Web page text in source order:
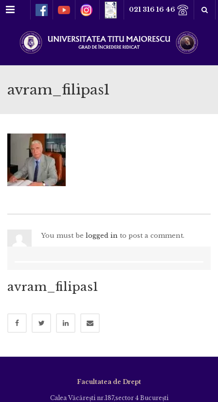
Meniu 021 316 16 46
avram_filipas1
You must be logged in to post a comment.
avram_filipas1
Facultatea de Drept
Calea Văcăreşti nr.187,sector 4 Bucureşti